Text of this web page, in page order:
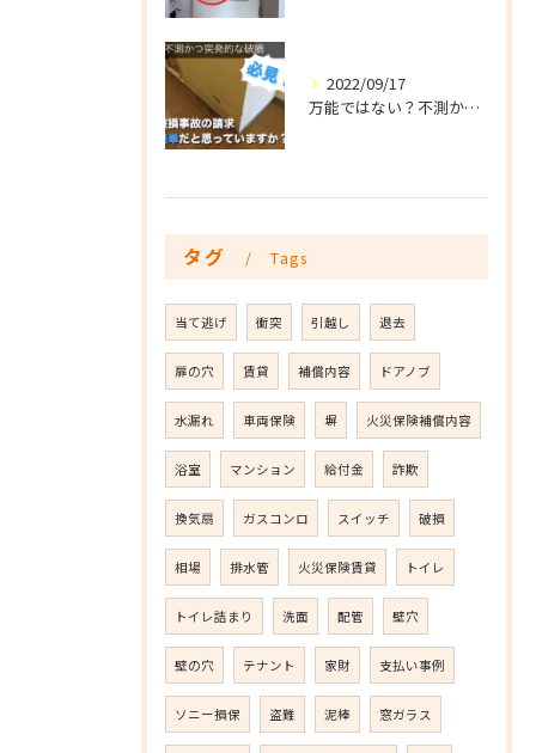
2022/09/17
万能ではない？不測かつ突発的な破損を詳しく説明
タグ Tags
当て逃げ 衝突 引越し 退去
扉の穴 賃貸 補償内容 ドアノブ
水漏れ 車両保険 塀 火災保険補償内容
浴室 マンション 給付金 詐欺
換気扇 ガスコンロ スイッチ 破損
相場 排水管 火災保険賃貸 トイレ
トイレ詰まり 洗面 配管 壁穴
壁の穴 テナント 家財 支払い事例
ソニー損保 盗難 泥棒 窓ガラス